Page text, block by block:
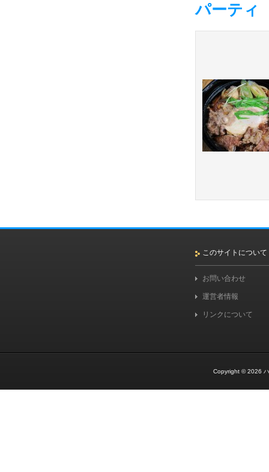
パーティ
このサイトについて
お問い合わせ
運営者情報
リンクについて
Copyright © 2026